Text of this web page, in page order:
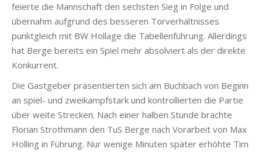
feierte die Mannschaft den sechsten Sieg in Folge und
übernahm aufgrund des besseren Torverhältnisses
punktgleich mit BW Hollage die Tabellenführung. Allerdings
hat Berge bereits ein Spiel mehr absolviert als der direkte
Konkurrent.
Die Gastgeber präsentierten sich am Buchbach von Beginn
an spiel- und zweikampfstark und kontrollierten die Partie
über weite Strecken. Nach einer halben Stunde brachte
Florian Strothmann den TuS Berge nach Vorarbeit von Max
Holling in Führung. Nur wenige Minuten später erhöhte Tim